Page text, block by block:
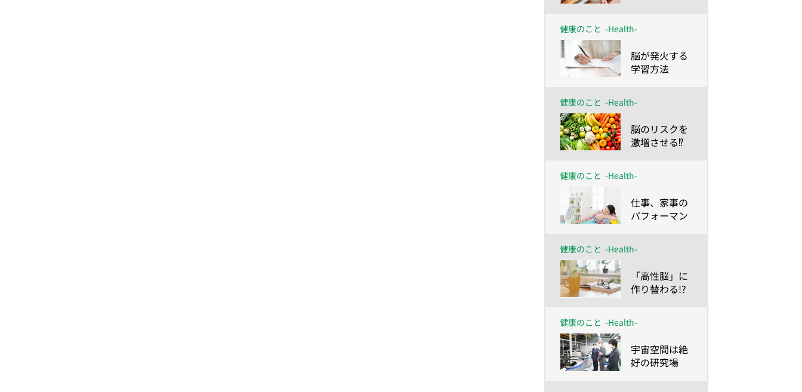
する！？
健康のこと -Health-
​脳が発火する
学習方法
健康のこと -Health-
​脳のリスクを
激増させる⁉
健康のこと -Health-
​仕事、家事の
パフォーマン
火させるワザ
健康のこと -Health-
​「高性脳」に
作り替わる!?
健康のこと -Health-
​宇宙空間は絶
好の研究場